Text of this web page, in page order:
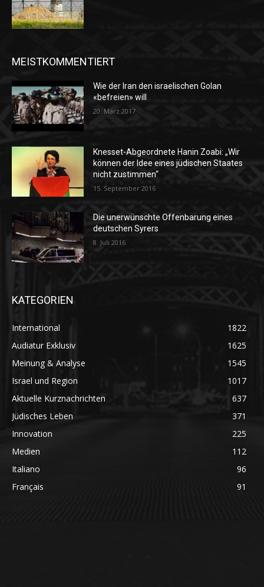
MEISTKOMMENTIERT
Wie der Iran den israelischen Golan
«befreien» will
20. März 2017
Knesset-Abgeordnete Hanin Zoabi: „Wir
können der Idee eines jüdischen Staates
nicht zustimmen“
15. September 2016
Die unerwünschte Offenbarung eines
deutschen Syrers
8. Juli 2016
KATEGORIEN
International
1822
Audiatur Exklusiv
1625
Meinung & Analyse
1545
Israel und Region
1017
Aktuelle Kurznachrichten
637
Jüdisches Leben
371
Innovation
225
Medien
112
Italiano
96
Français
91